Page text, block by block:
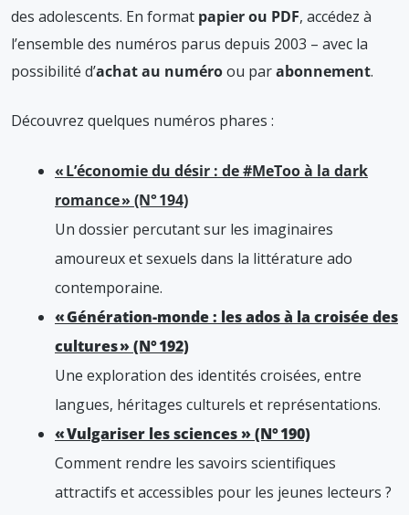
des adolescents. En format papier ou PDF, accédez à
l’ensemble des numéros parus depuis 2003 – avec la
possibilité d’achat au numéroou parabonnement.
Découvrez quelques numéros phares :
« L’économie du désir : de #MeToo à la dark
romance » (N° 194)
Un dossier percutant sur les imaginaires
amoureux et sexuels dans la littérature ado
contemporaine.
« Génération-monde : les ados à la croisée des
cultures » (N° 192)
Une exploration des identités croisées, entre
langues, héritages culturels et représentations.
« Vulgariser les sciences » (N° 190)
Comment rendre les savoirs scientifiques
attractifs et accessibles pour les jeunes lecteurs ?